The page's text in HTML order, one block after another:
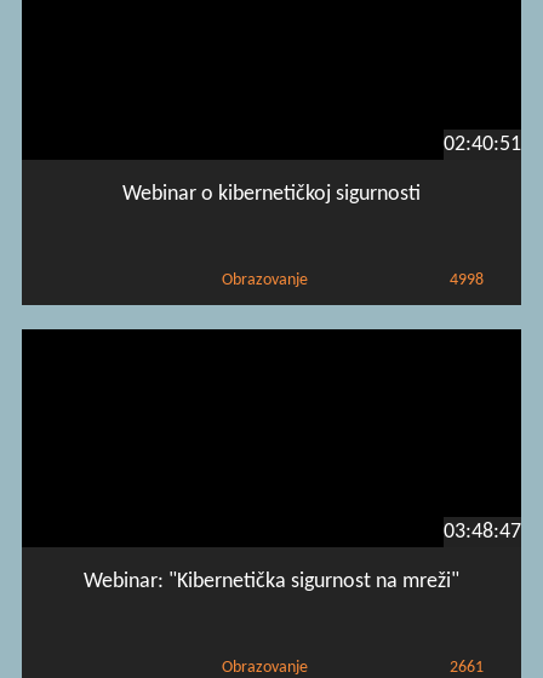
02:40:51
Webinar o kibernetičkoj sigurnosti
Obrazovanje 4998
03:48:47
Webinar: "Kibernetička sigurnost na mreži"
Obrazovanje 2661